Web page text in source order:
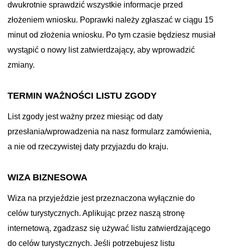
dwukrotnie sprawdzić wszystkie informacje przed
złożeniem wniosku. Poprawki należy zgłaszać w ciągu 15
minut od złożenia wniosku. Po tym czasie będziesz musiał
wystąpić o nowy list zatwierdzający, aby wprowadzić
zmiany.
TERMIN WAŻNOŚCI LISTU ZGODY
List zgody jest ważny przez miesiąc od daty
przesłania/wprowadzenia na nasz formularz zamówienia,
a nie od rzeczywistej daty przyjazdu do kraju.
WIZA BIZNESOWA
Wiza na przyjeździe jest przeznaczona wyłącznie do
celów turystycznych. Aplikując przez naszą stronę
internetową, zgadzasz się używać listu zatwierdzającego
do celów turystycznych. Jeśli potrzebujesz listu